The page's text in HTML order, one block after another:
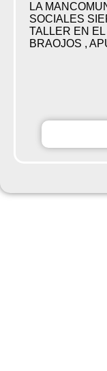
LA
SOCIALES
TALLER EN
BRAOJOS ,